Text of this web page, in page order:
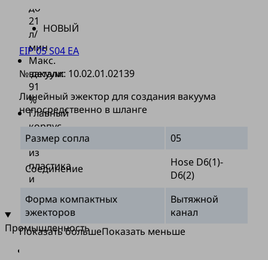
до
21
л/
мин
Макс.
вакуум:
91
%
Главный
корпус
изготовлен
из
пластика
и
Промышленность
НОВЫЙ
EIP 05 S04 EA
№ детали: 10.02.01.02139
Линейный эжектор для создания вакуума
непосредственно в шланге
Размер сопла 05
Соединение
Hose D6(1)-
D6(2)
Форма компактных
эжекторов
Вытяжной
канал
Показать большеПоказать меньше